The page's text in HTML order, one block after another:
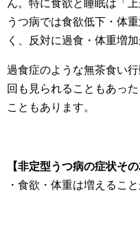
ん。特に食欲と睡眠は「
うつ病では食欲低下・体
く、反対に過食・体重増加
過食症のような無茶食い
回も見られることもあっ
こともあります。
【非定型うつ病の症状その
・食欲・体重は増えるこ